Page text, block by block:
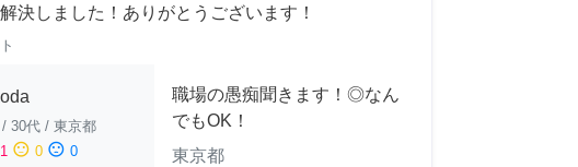
決しました！ありがとうございます！
/ 30代 / 東京都
sentiment_neutral 0 sentiment_dissatisfied 0
職場の愚痴聞きます！◎なん
でもOK！
東京都